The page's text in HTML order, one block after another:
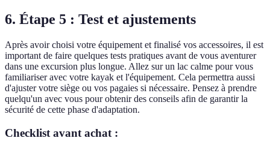
6. Étape 5 : Test et ajustements
Après avoir choisi votre équipement et finalisé vos accessoires, il est
important de faire quelques tests pratiques avant de vous aventurer
dans une excursion plus longue. Allez sur un lac calme pour vous
familiariser avec votre kayak et l'équipement. Cela permettra aussi
d'ajuster votre siège ou vos pagaies si nécessaire. Pensez à prendre
quelqu'un avec vous pour obtenir des conseils afin de garantir la
sécurité de cette phase d'adaptation.
Checklist avant achat :